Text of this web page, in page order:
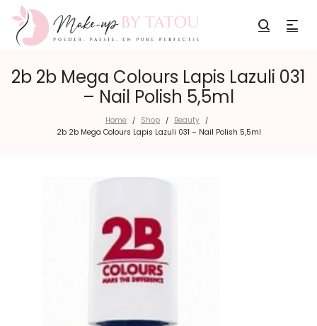
2b 2b Mega Colours Lapis Lazuli 031
– Nail Polish 5,5ml
Home / Shop / Beauty /
2b 2b Mega Colours Lapis Lazuli 031 – Nail Polish 5,5ml